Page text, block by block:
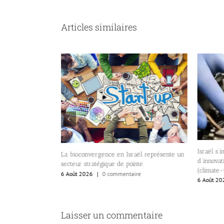
Articles similaires
La bioconvergence en Israël représente un
secteur stratégique de pointe.
6 Août 2026 | 0 commentaire
Israël
6 Août
Laisser un commentaire